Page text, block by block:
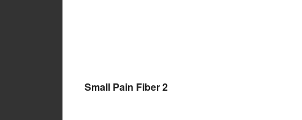
Small Pain Fiber 2